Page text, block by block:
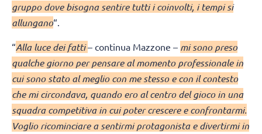
gruppo dove bisogna sentire tutti i coinvolti, i tempi si
allungano“.
“Alla luce dei fatti– continua Mazzone – mi sono preso
qualche giorno per pensare al momento professionale in
cui sono stato al meglio con me stesso e con il contesto
che mi circondava, quando ero al centro del gioco in una
squadra competitiva in cui poter crescere e confrontarmi.
Voglio ricominciare a sentirmi protagonista e divertirmi in